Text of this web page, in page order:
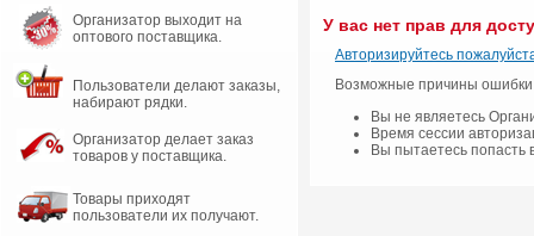
У вас нет прав для
Авторизируйтесь
Возможные причины
Вы не являетесь
Время сессии
Вы пытаетесь попасть
Организатор выходит на
оптового поставщика.
Пользователи делают заказы,
набирают рядки.
Организатор делает заказ
товаров у поставщика.
Товары приходят
пользователи их получают.